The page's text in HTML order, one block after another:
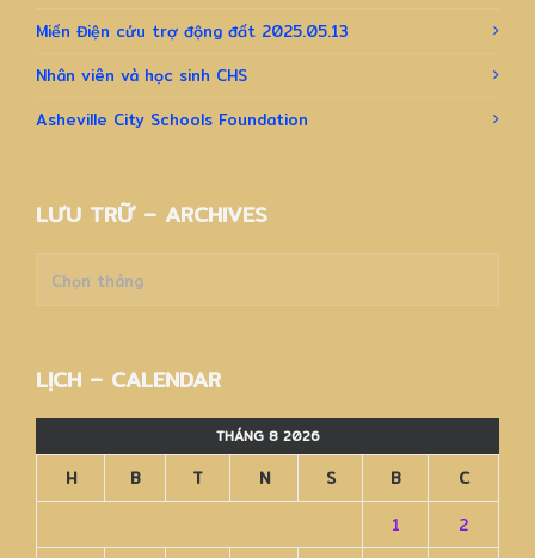
Miến Điện cứu trợ động đất 2025.05.13
Nhân viên và học sinh CHS
Asheville City Schools Foundation
LƯU TRỮ – ARCHIVES
trữ
LỊCH – CALENDAR
THÁNG 8 2026
H B T N S B
C
1
2